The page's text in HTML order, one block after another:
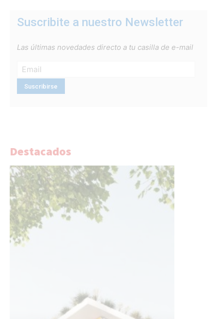
Suscribite a nuestro Newsletter
Las últimas novedades directo a tu casilla de e-mail
Destacados